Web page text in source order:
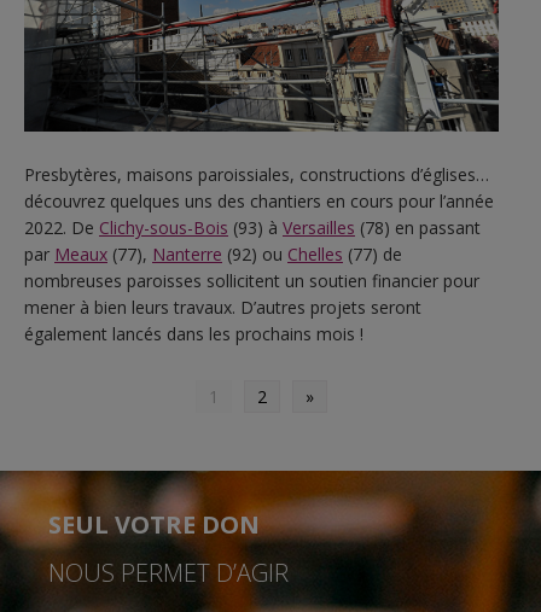
Presbytères, maisons paroissiales, constructions d’églises…
découvrez quelques uns des chantiers en cours pour l’année
2022. De Clichy-sous-Bois (93) à Versailles (78) en passant
par Meaux (77), Nanterre (92) ou Chelles (77) de
nombreuses paroisses sollicitent un soutien financier pour
mener à bien leurs travaux. D’autres projets seront
également lancés dans les prochains mois !
1 2 »
SEUL VOTRE DON
NOUS PERMET D’AGIR